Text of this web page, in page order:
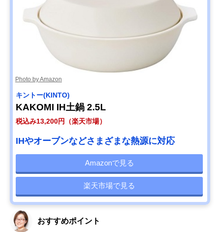
Photo by Amazon
キントー(KINTO)
KAKOMI IH土鍋 2.5L
税込み13,200円（楽天市場）
IHやオーブンなどさまざまな熱源に対応
Amazonで見る
楽天市場で見る
おすすめポイント